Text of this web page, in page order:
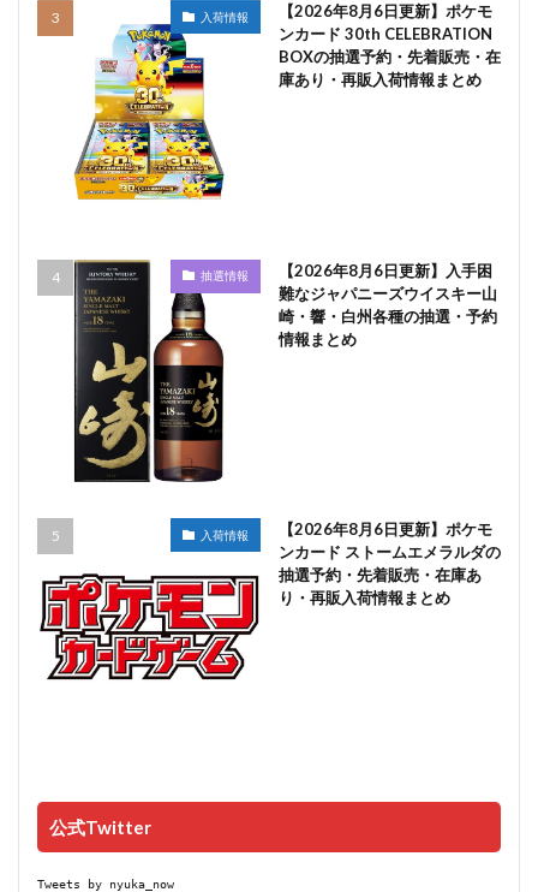
入荷情報
【2026年8月6日更新】ポケモ
ンカード 30th CELEBRATION
BOXの抽選予約・先着販売・在
庫あり・再販入荷情報まとめ
抽選情報
【2026年8月6日更新】入手困
難なジャパニーズウイスキー山
崎・響・白州各種の抽選・予約
情報まとめ
入荷情報
【2026年8月6日更新】ポケモ
ンカード ストームエメラルダの
抽選予約・先着販売・在庫あ
り・再販入荷情報まとめ
公式Twitter
Tweets by nyuka_now